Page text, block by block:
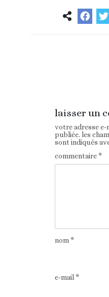
laisser un
votre adresse e-
publiée. les
sont indiqués
commentaire*
nom*
e-mail*